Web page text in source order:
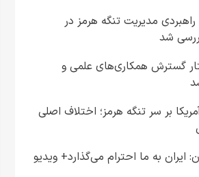
مدیریت تنگه هرمز در
شد
گسترش همکاری‌های علمی و
بر سر تنگه هرمز؛ اختلاف اصلی
ایران به ما احترام می‌گذارد+ ویدیو